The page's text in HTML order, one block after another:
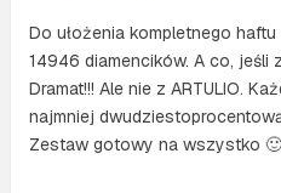
Do ułożenia kompletnego
14946 diamencików. A co, jeśli
Dramat!!! Ale nie z ARTULIO.
najmniej
Zestaw gotowy na wszystko 🙂